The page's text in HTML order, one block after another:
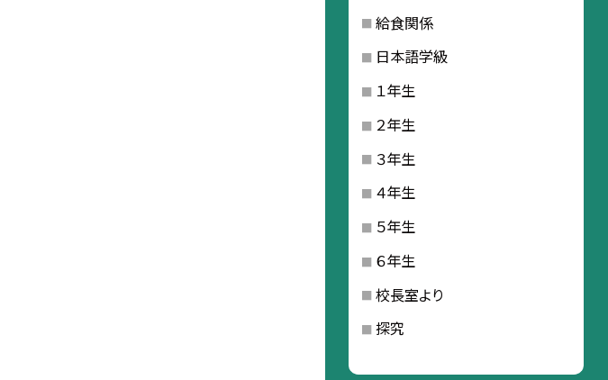
給食関係
日本語学級
１年生
２年生
３年生
４年生
５年生
６年生
校長室より
探究